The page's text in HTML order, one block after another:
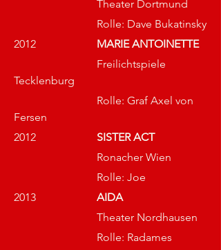
			Theater Dortmund
			Rolle: Dave Bukatinsky
MARIE ANTOINETTE
Tecklenburg
Fersen
SISTER ACT
			Ronacher Wien
			Rolle: Joe
AIDA
			Theater Nordhausen
			Rolle: Radames